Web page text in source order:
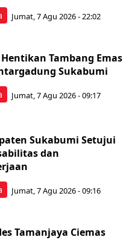
Jumat, 7 Agu 2026 - 22:02
Hentikan Tambang Emas
Sukabumi
Jumat, 7 Agu 2026 - 09:17
Sukabumi Setujui
dan
Jumat, 7 Agu 2026 - 09:16
Tamanjaya Ciemas